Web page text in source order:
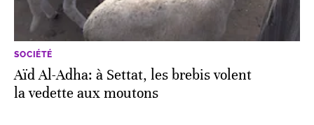
SOCIÉTÉ
Aïd Al-Adha: à Settat, les brebis volent
la vedette aux moutons